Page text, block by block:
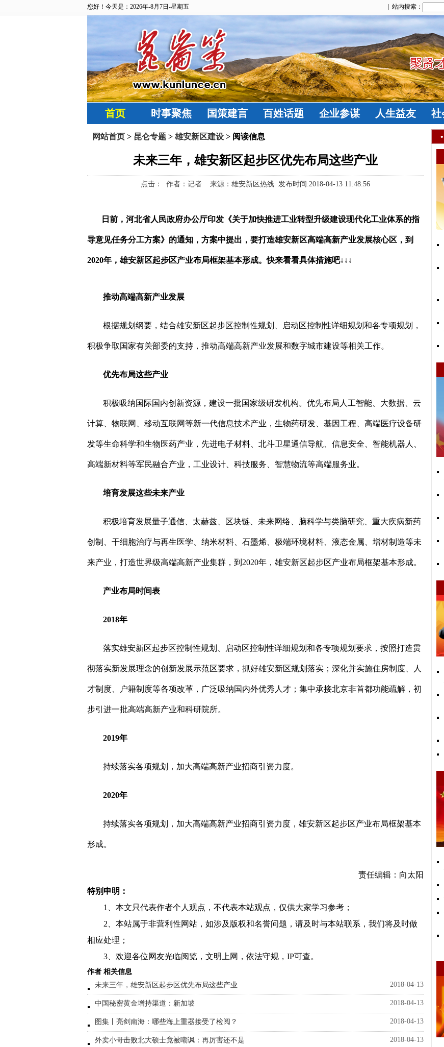
您好！今天是：2026年-8月7日-星期五 | 站内搜索：
首页 时事聚焦 国策建言 百姓话题 企业参谋 人生益友 社
网站首页 > 昆仑专题 > 雄安新区建设 > 阅读信息
未来三年，雄安新区起步区优先布局这些产业
点击： 作者：记者 来源：雄安新区热线 发布时间:2018-04-13 11:48:56
日前，河北省人民政府办公厅印发《关于加快推进工业转型升级建设现代化工业体系的指
导意见任务分工方案》的通知，方案中提出，要打造雄安新区高端高新产业发展核心区 ，到
2020年，雄安新区起步区产业布局框架基本形成。快来看看具体措施吧↓↓↓
推动高端高新产业发展
根据规划纲要，结合雄安新区起步区控制性规划、启动区控制性详细规划和各专项规划，
积极争取国家有关部委的支持，推动高端高新产业发展和数字城市建设等相关工作。
优先布局这些产业
积极吸纳国际国内创新资源，建设一批国家级研发机构。优先布局人工智能、大数据、云
计算、物联网、移动互联网等新一代信息技术产业，生物药研发、基因工程、高端医疗设备研
发等生命科学和生物医药产业，先进电子材料、北斗卫星通信导航、信息安全、智能机器人、
高端新材料等军民融合产业，工业设计、科技服务、智慧物流等高端服务业。
培育发展这些未来产业
积极培育发展量子通信、太赫兹、区块链、未来网络、脑科学与类脑研究、重大疾病新药
创制、干细胞治疗与再生医学、纳米材料、石墨烯、极端环境材料、液态金属、增材制造等未
来产业，打造世界级高端高新产业集群，到 2020年，雄安新区起步区产业布局框架基本形成。
产业布局时间表
2018年
落实雄安新区起步区控制性规划、启动区控制性详细规划和各专项规划要求，按照打造贯
彻落实新发展理念的创新发展示范区要求，抓好雄安新区规划落实；深化并实施住房制度、人
才制度、户籍制度等各项改革，广泛吸纳国内外优秀人才；集中承接北京非首都功能疏解，初
步引进一批高端高新产业和科研院所。
2019年
持续落实各项规划，加大高端高新产业招商引资力度。
2020年
持续落实各项规划，加大高端高新产业招商引资力度，雄安新区起步区产业布局框架基本
形成。
责任编辑：向太阳
特别申明：
1、本文只代表作者个人观点，不代表本站观点，仅供大家学习参考；
2、本站属于非营利性网站，如涉及版权和名誉问题，请及时与本站联系，我们将及时做
相应处理；
3、欢迎各位网友光临阅览，文明上网，依法守规，IP可查。
作者 相关信息
未来三年，雄安新区起步区优先布局这些产业
2018-04-13
中国秘密黄金增持渠道：新加坡 2018-04-13
图集丨亮剑南海：哪些海上重器接受了检阅？ 2018-04-13
外卖小哥击败北大硕士竟被嘲讽：再厉害还不是 2018-04-13
•